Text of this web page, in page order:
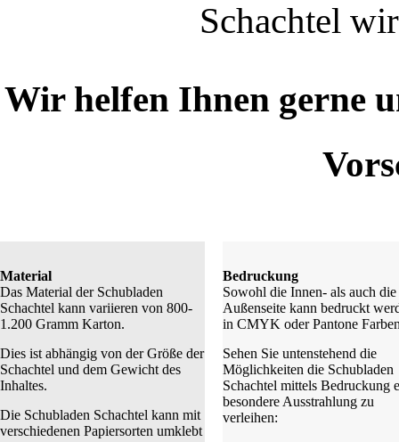
Schachtel
Wir helfen Ihnen gerne
Material
Das Material der Schubladen
Schachtel kann variieren von 800-
1.200 Gramm Karton.
Dies ist abhängig von der Größe der
Schachtel und dem Gewicht des
Inhaltes.
Die Schubladen Schachtel kann mit
verschiedenen Papiersorten umklebt
Bedruckung
Sowohl die Innen- als auch die
Außenseite kann bedruckt
in CMYK oder Pantone
Sehen Sie untenstehend die
Möglichkeiten die Schubladen
Schachtel mittels Bedruckung
besondere Ausstrahlung zu
verleihen: